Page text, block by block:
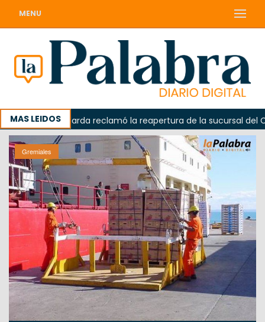
MENU
MAS LEIDOS
Odarda reclamó la reapertura de la sucursal del Correo
Gremiales